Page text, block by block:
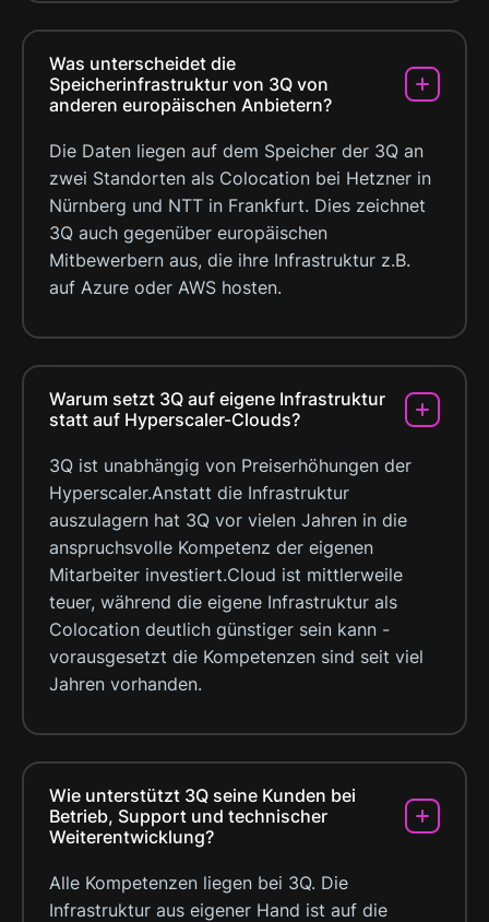
Was unterscheidet die
Speicherinfrastruktur von 3Q von
anderen europäischen Anbietern?
Die Daten liegen auf dem Speicher der 3Q an
zwei Standorten als Colocation bei Hetzner in
Nürnberg und NTT in Frankfurt. Dies zeichnet
3Q auch gegenüber europäischen
Mitbewerbern aus, die ihre Infrastruktur z.B.
auf Azure oder AWS hosten.
Warum setzt 3Q auf eigene Infrastruktur
statt auf Hyperscaler-Clouds?
3Q ist unabhängig von Preiserhöhungen der
Hyperscaler.Anstatt die Infrastruktur
auszulagern hat 3Q vor vielen Jahren in die
anspruchsvolle Kompetenz der eigenen
Mitarbeiter investiert.Cloud ist mittlerweile
teuer, während die eigene Infrastruktur als
Colocation deutlich günstiger sein kann -
vorausgesetzt die Kompetenzen sind seit viel
Jahren vorhanden.
Wie unterstützt 3Q seine Kunden bei
Betrieb, Support und technischer
Weiterentwicklung?
Alle Kompetenzen liegen bei 3Q. Die
Infrastruktur aus eigener Hand ist auf die